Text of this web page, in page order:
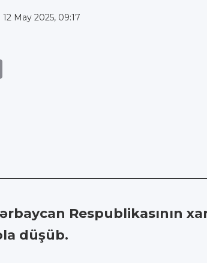
12 May 2025, 09:17
Respublikasının
düşüb.